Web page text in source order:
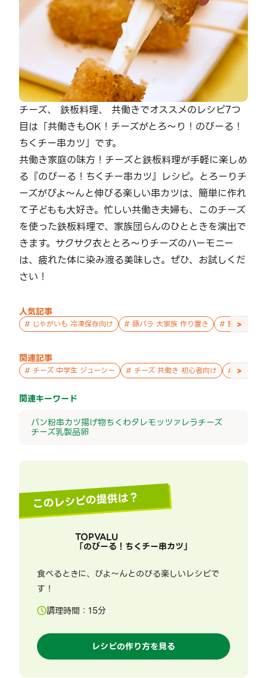
チーズ、 鉄板料理、 共働きでオススメのレシピ7つ
目は「共働きもOK！チーズがとろ～り！のびーる！
ちくチー串カツ」です。
共働き家庭の味方！チーズと鉄板料理が手軽に楽しめ
る『のびーる！ちくチー串カツ』レシピ。とろーりチ
ーズがびよ～んと伸びる楽しい串カツは、簡単に作れ
て子どもも大好き。忙しい共働き夫婦も、このチーズ
を使った鉄板料理で、家族団らんのひとときを演出で
きます。サクサク衣ととろ～りチーズのハーモニー
は、疲れた体に染み渡る美味しさ。ぜひ、お試しくだ
さい！
人気記事
# じゃがいも 冷凍保存向け # 豚バラ 大家族 作り置き # 鮭 親子 作
>
関連記事
# チーズ 中学生 ジューシー # チーズ 共働き 初心者向け # チーズ
>
関連キーワード
パン粉串カツ揚げ物ちくわタレモッツァレラチーズ
チーズ乳製品卵
このレシピの提供は？
TOPVALU
「のびーる！ちくチー串カツ」
食べるときに、びよ～んとのびる楽しいレシピで
す！
調理時間： 15分
レシピの作り方を見る